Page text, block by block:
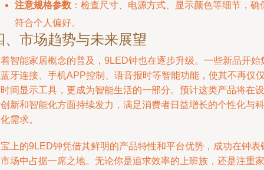
注意规格参数 ：检查尺寸、电源方式、显示颜色等细节，确
符合个人偏好。
、市场趋势与未来展望
智能家居概念的普及，9LED钟也在逐步升级。一些新品开始
牙连接、手机APP控制、语音报时等智能功能，使其不再仅
间显示工具，更成为智能生活的一部分。预计这类产品将在设
新和智能化方面持续发力，满足消费者日益增长的个性化与科
需求。
上的9LED钟凭借其鲜明的产品特性和平台优势，成功在钟表
场中占据一席之地。无论你是追求效率的上班族，还是注重家